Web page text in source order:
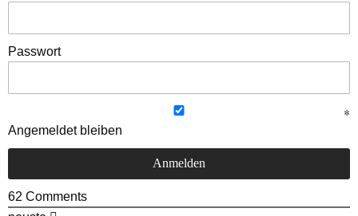
Passwort
Angemeldet bleiben
62 Comments